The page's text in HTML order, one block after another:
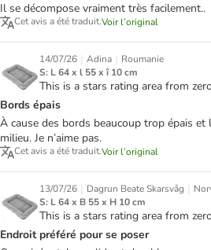
Il se décompose vraiment très facilement..
Cet avis a été traduit.Voir l’original
14/07/26 | Adina | Roumanie
S: L 64 x l 55 x î 10 cm
This is a stars rating area from
Bords épais
À cause des bords beaucoup trop épais et
milieu. Je n’aime pas.
Cet avis a été traduit.Voir l’original
13/07/26 | Dagrun Beate Skarsvåg |
S: L 64 x B 55 x H 10 cm
This is a stars rating area from
Endroit préféré pour se poser